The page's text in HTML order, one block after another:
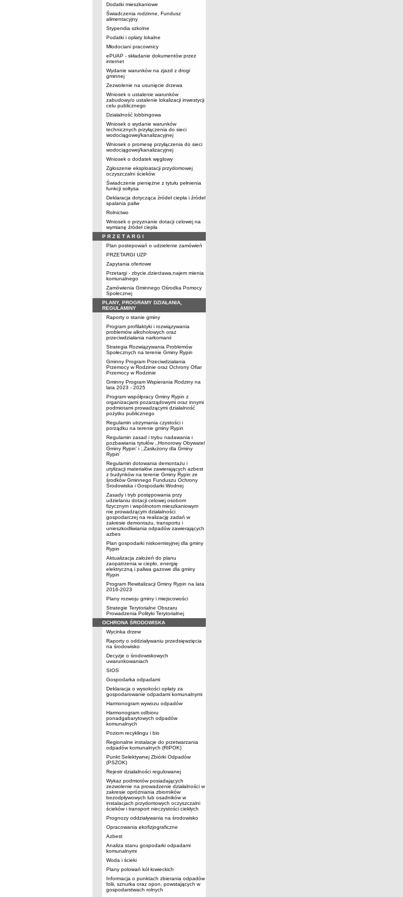
Dodatki mieszkaniowe
Świadczenia rodzinne, Fundusz
alimentacyjny
Stypendia szkolne
Podatki i opłaty lokalne
Młodociani pracownicy
ePUAP - składanie dokumentów przez
internet
Wydanie warunków na zjazd z drogi
gminnej
Zezwolenie na usunięcie drzewa
Wniosek o ustalenie warunków
zabudowy/o ustalenie lokalizacji inwestycji
celu publicznego
Działalność lobbingowa
Wniosek o wydanie warunków
technicznych przyłączenia do sieci
wodociągowej/kanalizacyjnej
Wniosek o promesę przyłączenia do sieci
wodociągowej/kanalizacyjnej
Wniosek o dodatek węglowy
Zgłoszenie eksploatacji przydomowej
oczyszczalni ścieków
Świadczenie pieniężne z tytułu pełnienia
funkcji sołtysa
Deklaracja dotycząca źródeł ciepła i źródeł
spalania paliw
Rolnictwo
Wniosek o przyznanie dotacji celowej na
wymianę źródeł ciepła
P R Z E T A R G I
Plan postepowań o udzielenie zamówień
PRZETARGI UZP
Zapytania ofertowe
Przetargi - zbycie,dzierżawa,najem mienia
komunalnego
Zamówienia Gminnego Ośrodka Pomocy
Społecznej
PLANY, PROGRAMY DZIAŁANIA,
REGULAMINY
Raporty o stanie gminy
Program profilaktyki i rozwiązywania
problemów alkoholowych oraz
przeciwdziałania narkomanii
Strategia Rozwiązywania Problemów
Społecznych na terenie Gminy Rypin
Gminny Program Przeciwdziałania
Przemocy w Rodzinie oraz Ochrony Ofiar
Przemocy w Rodzinie
Gminny Program Wspierania Rodziny na
lata 2023 - 2025
Program współpracy Gminy Rypin z
organizacjami pozarządowymi oraz innymi
podmiotami prowadzącymi działalność
pożytku publicznego
Regulamin utrzymania czystości i
porządku na terenie gminy Rypin
Regulamin zasad i trybu nadawania i
pozbawiania tytułów ,,Honorowy Obywatel
Gminy Rypin' i ,,Zasłużony dla Gminy
Rypin'
Regulamin dotowania demontażu i
utylizacji materiałów zawierających azbest
z budynków na terenie Gminy Rypin ze
środków Gminnego Funduszu Ochrony
Środowiska i Gospodarki Wodnej
Zasady i tryb postępowania przy
udzielaniu dotacji celowej osobom
fizycznym i wspólnotom mieszkaniowym
nie prowadzącym działalności
gospodarczej na realizację zadań w
zakresie demontażu, transportu i
unieszkodliwiania odpadów zawierających
azbes
Plan gospodarki niskoemisyjnej dla gminy
Rypin
Aktualizacja założeń do planu
zaopatrzenia w ciepło, energię
elektryczną i paliwa gazowe dla gminy
Rypin
Program Rewitalizacji Gminy Rypin na lata
2016-2023
Plany rozwoju gminy i miejscowości
Strategie Terytorialne Obszaru
Prowadzenia Polityki Terytorialnej
OCHRONA ŚRODOWISKA
Wycinka drzew
Raporty o oddziaływaniu przedsięwzięcia
na środowisko
Decyzje o środowiskowych
uwarunkowaniach
SIOS
Gospodarka odpadami
Deklaracja o wysokości opłaty za
gospodarowanie odpadami komunalnymi
Harmonogram wywozu odpadów
Harmonogram odbioru
ponadgabarytowych odpadów
komunalnych
Poziom recyklingu i bio
Regionalne instalacje do przetwarzania
odpadów komunalnych (RIPOK)
Punkt Selektywnej Zbiórki Odpadów
(PSZOK)
Rejestr działalności regulowanej
Wykaz podmiotów posiadających
zezwolenie na prowadzenie działalności w
zakresie opróżniania zbiorników
bezodpływowych lub osadników w
instalacjach przydomowych oczyszczalni
ścieków i transport nieczystości ciekłych
Prognozy oddziaływania na środowisko
Opracowania ekofizjograficzne
Azbest
Analiza stanu gospodarki odpadami
komunalnymi
Woda i ścieki
Plany polowań kół łowieckich
Informacja o punktach zbierania odpadów
folii, sznurka oraz opon, powstających w
gospodarstwach rolnych